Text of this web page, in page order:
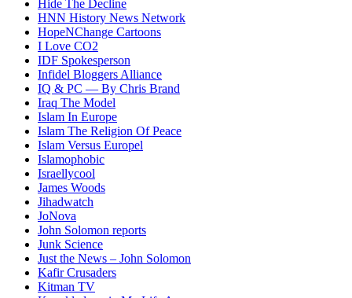
Hide The Decline
HNN History News Network
HopeNChange Cartoons
I Love CO2
IDF Spokesperson
Infidel Bloggers Alliance
IQ & PC — By Chris Brand
Iraq The Model
Islam In Europe
Islam The Religion Of Peace
Islam Versus Europel
Islamophobic
Israellycool
James Woods
Jihadwatch
JoNova
John Solomon reports
Junk Science
Just the News – John Solomon
Kafir Crusaders
Kitman TV